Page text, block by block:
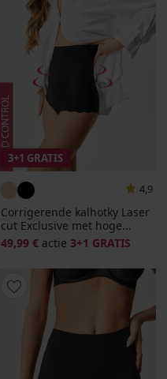
3+1 GRATIS
4,9
Corrigerende kalhotky Laser
cut Exclusive met hoge...
49,99 € actie 3+1 GRATIS